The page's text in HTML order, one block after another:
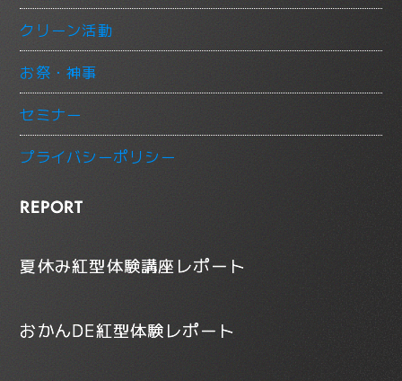
クリーン活動
お祭・神事
セミナー
プライバシーポリシー
REPORT
夏休み紅型体験講座レポート
おかんDE紅型体験レポート